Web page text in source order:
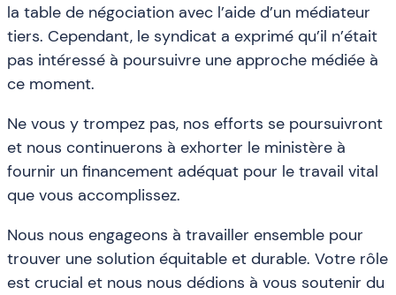
la table de négociation avec l’aide d’un médiateur
tiers. Cependant, le syndicat a exprimé qu’il n’était
pas intéressé à poursuivre une approche médiée à
ce moment.
Ne vous y trompez pas, nos efforts se poursuivront
et nous continuerons à exhorter le ministère à
fournir un financement adéquat pour le travail vital
que vous accomplissez.
Nous nous engageons à travailler ensemble pour
trouver une solution équitable et durable. Votre rôle
est crucial et nous nous dédions à vous soutenir du